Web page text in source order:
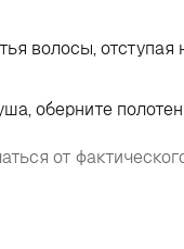
волосы,
оберните
от